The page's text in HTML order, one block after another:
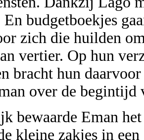
En budgetboekjes
zich die huilden
vertier. Op hun
bracht hun
over de begintijd
bewaarde Eman
kleine zakjes in